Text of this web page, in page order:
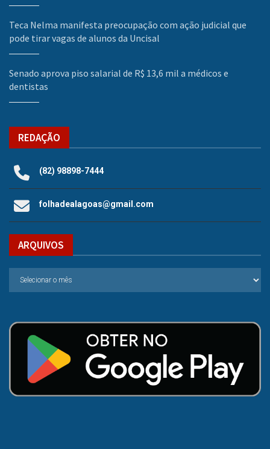
Teca Nelma manifesta preocupação com ação judicial que
pode tirar vagas de alunos da Uncisal
Senado aprova piso salarial de R$ 13,6 mil a médicos e
dentistas
REDAÇÃO
(82) 98898-7444
folhadealagoas@gmail.com
ARQUIVOS